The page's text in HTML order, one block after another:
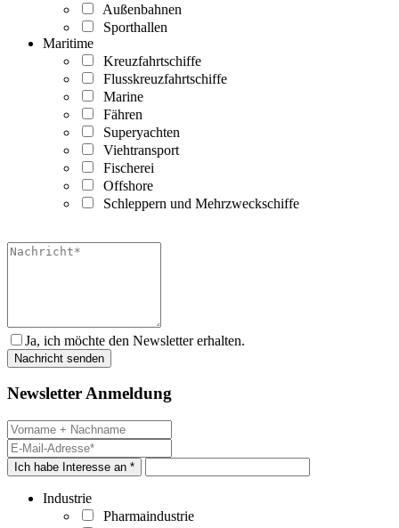
Außenbahnen
Sporthallen
Maritime
Kreuzfahrtschiffe
Flusskreuzfahrtschiffe
Marine
Fähren
Superyachten
Viehtransport
Fischerei
Offshore
Schleppern und Mehrzweckschiffe
Ja, ich möchte den Newsletter erhalten.
Newsletter Anmeldung
Ich habe Interesse an *
Industrie
Pharmaindustrie